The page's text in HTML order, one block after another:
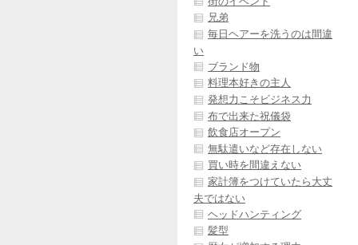
兄弟
毎日ヘアーを洗うのは間違
い
ブランド物
料理本好きの主人
発想力こそビジネス力
布で出来た祝儀袋
飲食店オープン
無駄遣いなど存在しない
買い時を間違えない
家計簿をつけていたら大丈
夫ではない
ヘッドハンティング
髪型